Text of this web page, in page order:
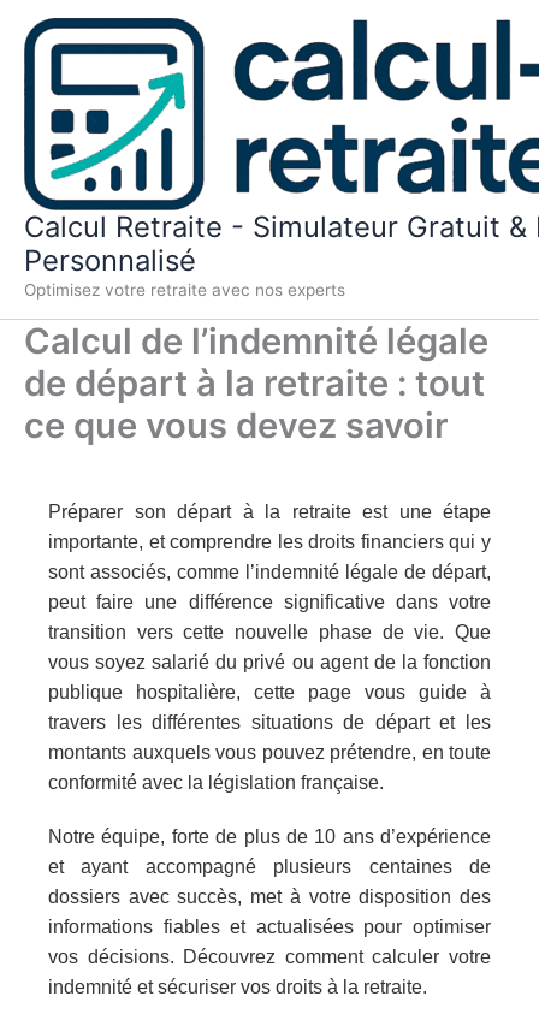
Calcul Retraite - Simulateur Gratuit &
Personnalisé
Optimisez votre retraite avec nos experts
Calcul de l’indemnité légale
de départ à la retraite : tout
ce que vous devez savoir
Préparer son départ à la retraite est une étape
importante, et comprendre les droits financiers qui y
sont associés, comme l’indemnité légale de départ,
peut faire une différence significative dans votre
transition vers cette nouvelle phase de vie. Que
vous soyez salarié du privé ou agent de la fonction
publique hospitalière, cette page vous guide à
travers les différentes situations de départ et les
montants auxquels vous pouvez prétendre, en toute
conformité avec la législation française.
Notre équipe, forte de plus de 10 ans d’expérience
et ayant accompagné plusieurs centaines de
dossiers avec succès, met à votre disposition des
informations fiables et actualisées pour optimiser
vos décisions. Découvrez comment calculer votre
indemnité et sécuriser vos droits à la retraite.